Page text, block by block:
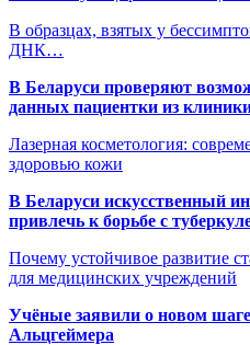
В образцах, взятых у
ДНК…
В Беларуси проверяют
данных пациентки из
Лазерная косметология:
здоровью кожи
В Беларуси искусственный
привлечь к борьбе с
Почему устойчивое развитие
для медицинских учреждений
Учёные заявили о новом
Альцгеймера